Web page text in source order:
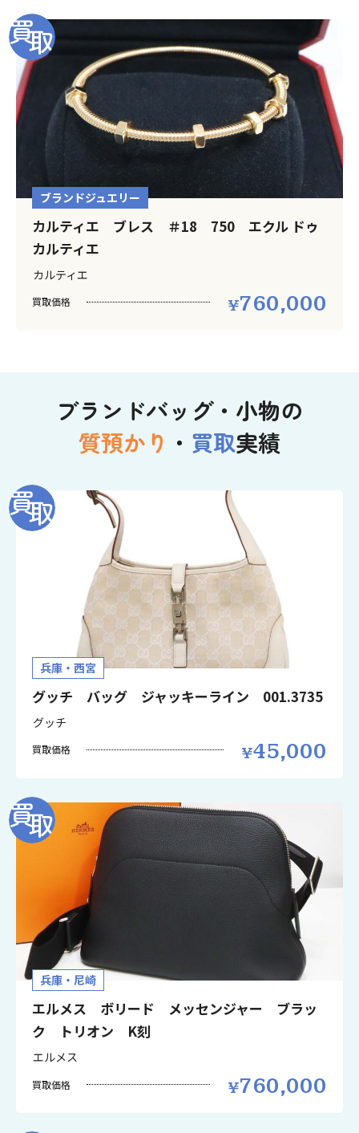
ブランドジュエリー
カルティエ ブレス ＃18 750 エクル ドゥ
カルティエ
カルティエ
買取価格 760,000
ブランドバッグ・小物の
質預かり ・ 買取実績
兵庫・西宮
グッチ バッグ ジャッキーライン 001.3735
グッチ
買取価格 45,000
兵庫・尼崎
エルメス ボリード メッセンジャー ブラッ
ク トリオン K刻
エルメス
買取価格 760,000